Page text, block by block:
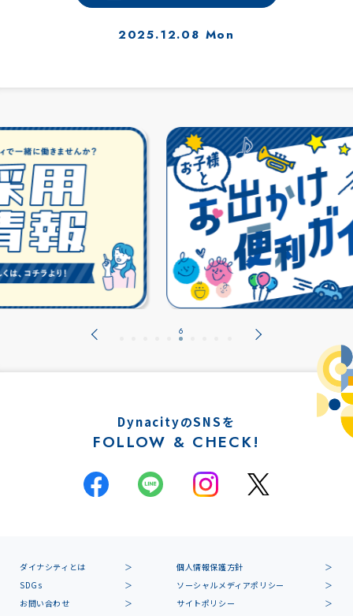
2025.12.08 Mon
DynacityのSNSを
FOLLOW & CHECK!
ダイナシティとは
個人情報保護方針
SDGs
ソーシャルメディアポリシー
お問い合わせ
サイトポリシー